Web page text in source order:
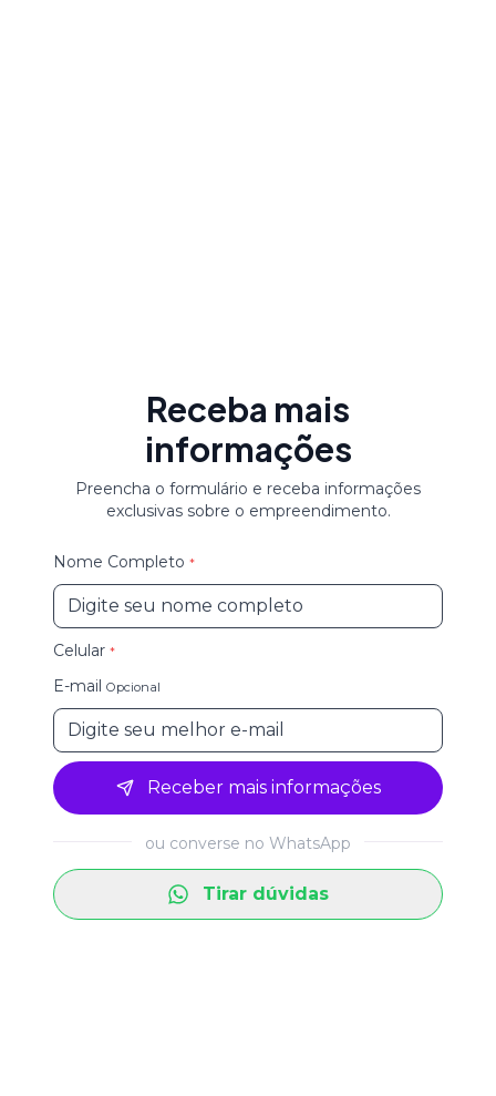
Receba mais
informações
Preencha o formulário e receba informações
exclusivas sobre o empreendimento.
Nome Completo *
Celular *
E-mail Opcional
Receber mais informações
ou converse no WhatsApp
Tirar dúvidas